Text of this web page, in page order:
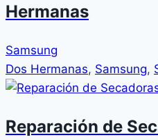
Hermanas
Samsung
Dos Hermanas, Samsung,
Reparación de